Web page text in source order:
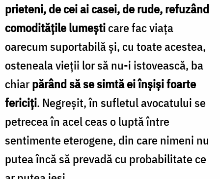
prieteni, de cei ai casei, de rude, refuzând
comoditățile lumeșticare fac viața
oarecum suportabilă și, cu toate acestea,
osteneala vieții lor să nu-i istovească, ba
chiarpărând să se simtă ei înșiși foarte
fericiți. Negreșit, în sufletul avocatului se
petrecea în acel ceas o luptă între
sentimente eterogene, din care nimeni nu
putea încă să prevadă cu probabilitate ce